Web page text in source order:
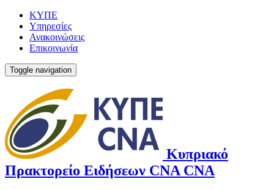
ΚΥΠΕ
Υπηρεσίες
Ανακοινώσεις
Επικοινωνία
Toggle navigation
Κυπριακό
Πρακτορείο Ειδήσεων CNA CNA